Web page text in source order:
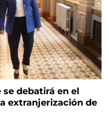
debatirá en el
extranjerización de